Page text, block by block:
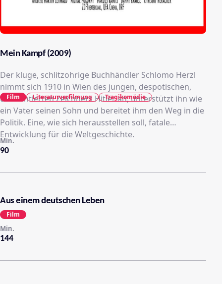
Mein Kampf (2009)
Der kluge, schlitzohrige Buchhändler Schlomo Herzl
nimmt sich 1910 in Wien des jungen, despotischen,
untalentierten Zeichners Hitler an, unterstützt ihn wie
ein Vater seinen Sohn und bereitet ihm den Weg in die
Politik. Eine, wie sich herausstellen soll, fatale
Entwicklung für die Weltgeschichte.
90
Min.
Film Literaturverfilmung Tragikomödie
Aus einem deutschen Leben
144
Min.
Film